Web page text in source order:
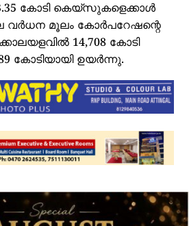
കോടി കെയ്‌സുകളെക്കാള്‍
വര്‍ധന മൂലം കോര്‍പറേഷന്റെ
14,708 കോടി
കോടിയായി ഉയര്‍ന്നു.